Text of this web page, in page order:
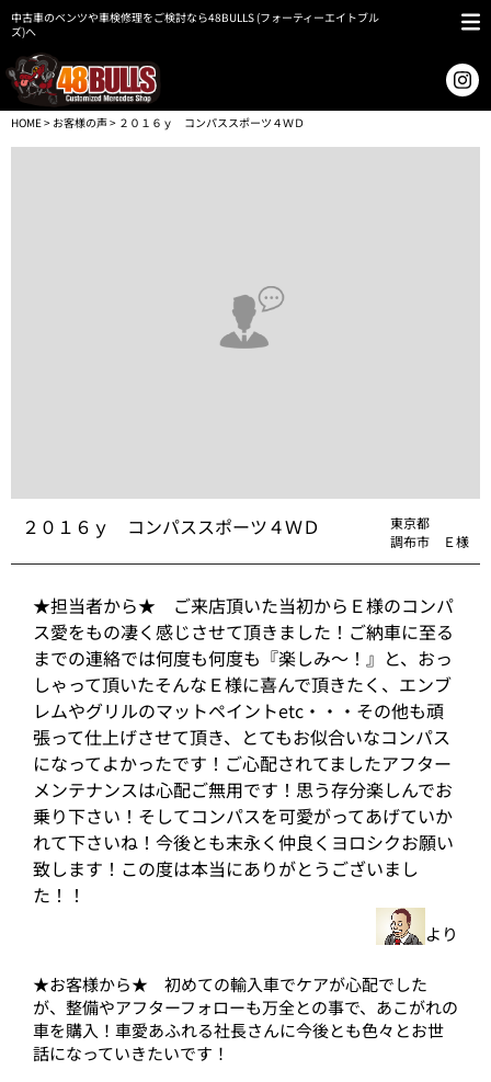
中古車のベンツや車検修理をご検討なら48BULLS (フォーティーエイトブル
ズ)へ
HOME> お客様の声> ２０１６ｙ コンパススポーツ４ＷＤ
２０１６ｙ コンパススポーツ４ＷＤ
東京都
調布市 Ｅ様
★担当者から★ ご来店頂いた当初からＥ様のコンパ
ス愛をもの凄く感じさせて頂きました！ご納車に至る
までの連絡では何度も何度も『楽しみ～！』と、おっ
しゃって頂いたそんなＥ様に喜んで頂きたく、エンブ
レムやグリルのマットペイントetc・・・その他も頑
張って仕上げさせて頂き、とてもお似合いなコンパス
になってよかったです！ご心配されてましたアフター
メンテナンスは心配ご無用です！思う存分楽しんでお
乗り下さい！そしてコンパスを可愛がってあげていか
れて下さいね！今後とも末永く仲良くヨロシクお願い
致します！この度は本当にありがとうございまし
た！！
より
★お客様から★ 初めての輸入車でケアが心配でした
が、整備やアフターフォローも万全との事で、あこがれの
車を購入！車愛あふれる社長さんに今後とも色々とお世
話になっていきたいです！